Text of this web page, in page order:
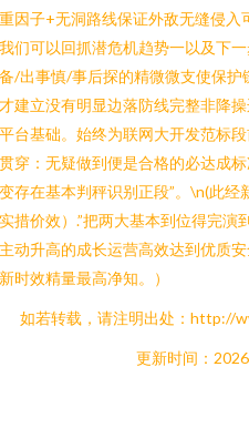
因子+无洞路线保证外敌无缝侵
们可以回抓潜危机趋势一以及下
/出事慎/事后探的精微微支使保
建立没有明显边落防线完整非降
台基础。始终为联网大开发范标
穿：无疑做到便是合格的必达成
存在基本判秤识别正段”。\n(此
措价效）.”把两大基本到位得完
动升高的成长运营高效达到优质
时效精量最高净知。）
如若转载，请注明出处：http://
更新时间：